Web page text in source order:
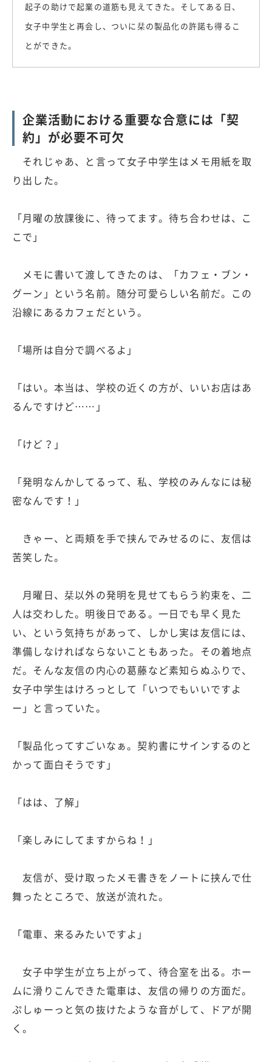
起子の助けで起業の道筋も見えてきた。そしてある日、
女子中学生と再会し、ついに栞の製品化の許諾も得るこ
とができた。
企業活動における重要な合意には「契
約」が必要不可欠
それじゃあ、と言って女子中学生はメモ用紙を取
り出した。
「月曜の放課後に、待ってます。待ち合わせは、こ
こで」
メモに書いて渡してきたのは、「カフェ・ブン・
グーン」という名前。随分可愛らしい名前だ。この
沿線にあるカフェだという。
「場所は自分で調べるよ」
「はい。本当は、学校の近くの方が、いいお店はあ
るんですけど……」
「けど？」
「発明なんかしてるって、私、学校のみんなには秘
密なんです！」
きゃー、と両頬を手で挟んでみせるのに、友信は
苦笑した。
月曜日、栞以外の発明を見せてもらう約束を、二
人は交わした。明後日である。一日でも早く見た
い、という気持ちがあって、しかし実は友信には、
準備しなければならないこともあった。その着地点
だ。そんな友信の内心の葛藤など素知らぬふりで、
女子中学生はけろっとして「いつでもいいですよ
ー」と言っていた。
「製品化ってすごいなぁ。契約書にサインするのと
かって面白そうです」
「はは、了解」
「楽しみにしてますからね！」
友信が、受け取ったメモ書きをノートに挟んで仕
舞ったところで、放送が流れた。
「電車、来るみたいですよ」
女子中学生が立ち上がって、待合室を出る。ホー
ムに滑りこんできた電車は、友信の帰りの方面だ。
ぷしゅーっと気の抜けたような音がして、ドアが開
く。